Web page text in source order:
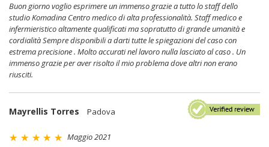
Buon giorno voglio esprimere un immenso grazie a tutto lo staff dello
studio Komadina Centro medico di alta professionalità. Staff medico e
infermieristico altamente qualificati ma sopratutto di grande umanità e
cordialità Sempre disponibili a darti tutte le spiegazioni del caso con
estrema precisione . Molto accurati nel lavoro nulla lasciato al caso . Un
immenso grazie per aver risolto il mio problema dove altri non erano
riusciti.
Mayrellis Torres Padova
Maggio 2021